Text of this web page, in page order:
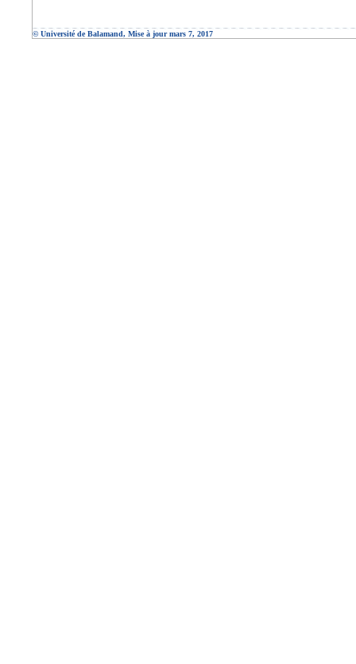
© Université de Balamand, Mise à jour mars 7, 2017